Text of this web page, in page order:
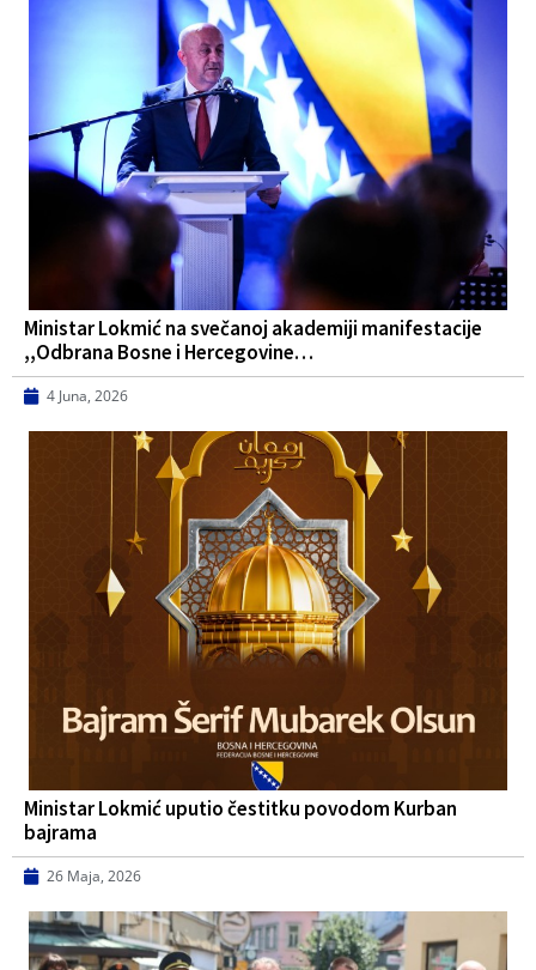
Ministar Lokmić na svečanoj akademiji manifestacije
,,Odbrana Bosne i Hercegovine…
4 Juna, 2026
Ministar Lokmić uputio čestitku povodom Kurban
bajrama
26 Maja, 2026